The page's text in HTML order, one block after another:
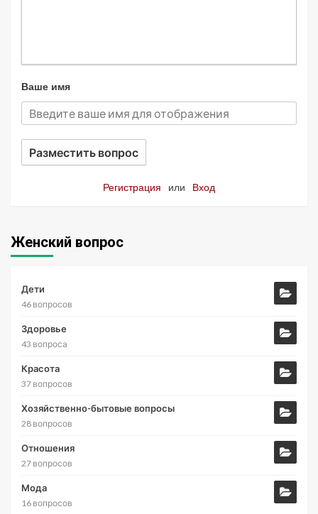
Ваше имя
Разместить вопрос
Регистрация или Вход
Женский вопрос
Дети
46 вопросов
Здоровье
43 вопроса
Красота
37 вопросов
Хозяйственно-бытовые вопросы
28 вопросов
Отношения
27 вопросов
Мода
16 вопросов